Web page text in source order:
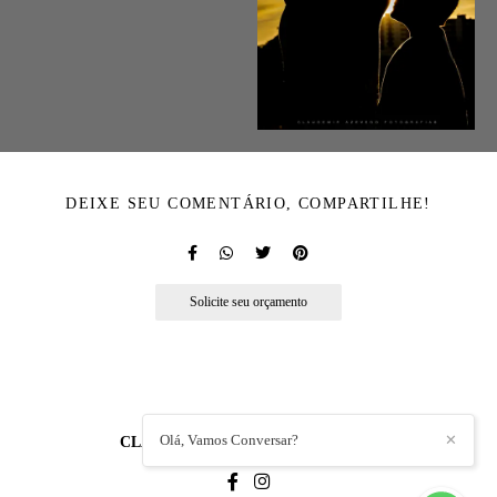
DEIXE SEU COMENTÁRIO, COMPARTILHE!
Solicite seu orçamento
CLAUDEMIR AZEVEDO/ ✕
Olá, Vamos Conversar?